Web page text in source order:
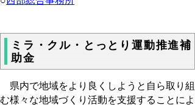
ミラ・クル・とっとり運動推進補
助金
県内で地域をより良くしようと自ら取り組
む様々な地域づくり活動を支援することによ